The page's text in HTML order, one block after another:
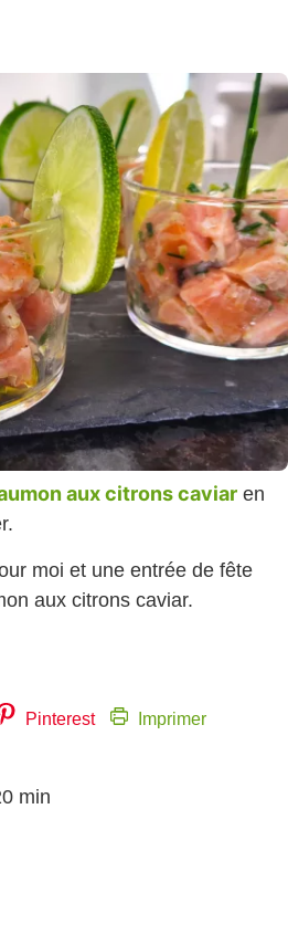
aux citrons caviar en
moi et une entrée de fête
aux citrons caviar.
Pinterest Imprimer
minutes
min